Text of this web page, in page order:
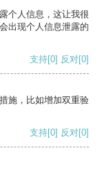
个人信息，这让我很
出现个人信息泄露的
支持[0] 反对[0]
施，比如增加双重验
支持[0] 反对[0]